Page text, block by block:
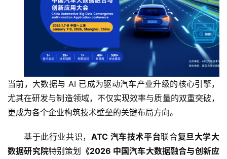
当前，大数据与 AI 已成为驱动汽车产业升级的核心引擎，
尤其在研发与制造领域，不仅实现效率与质量的双重突破，
更成为各个企业构筑技术壁垒的关键布局方向。
基于此行业共识， ATC 汽车技术平台联合复旦大学大
数据研究院特别策划 《2026 中国汽车大数据融合与创新应